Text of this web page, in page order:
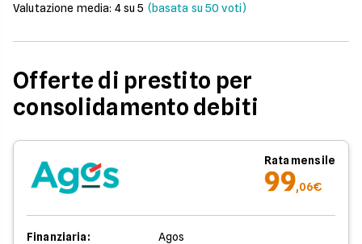
Valutazione media: 4su 5 (basata su50 voti)
Offerte di prestito per
consolidamento debiti
Rata mensile
99,06€
Finanziaria:
Agos